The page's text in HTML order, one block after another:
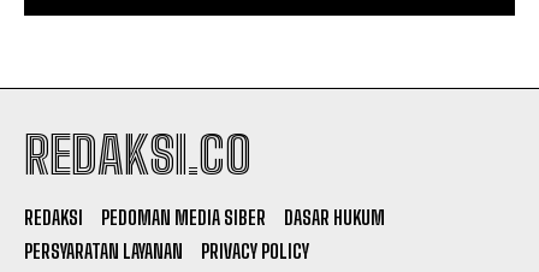
REDAKSI.CO
REDAKSI PEDOMAN MEDIA SIBER
DASAR HUKUM
PERSYARATAN LAYANAN
PRIVACY POLICY